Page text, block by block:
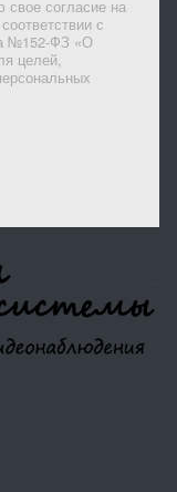
согласие на
с
№152-ФЗ «О
целей,